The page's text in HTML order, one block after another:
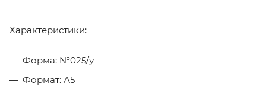
Характеристики:
Форма: №025/у
Формат: А5